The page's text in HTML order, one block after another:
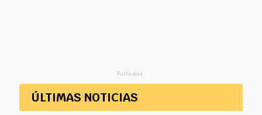
Publicidad
ÚLTIMAS NOTICIAS